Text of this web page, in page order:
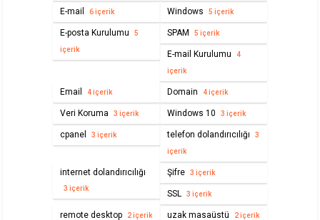
E-mail 6 içerik Windows 5 içerik
E-posta Kurulumu 5
içerik
SPAM 5 içerik
E-mail Kurulumu 4
içerik
Email 4 içerik Domain 4 içerik
Veri Koruma 3 içerik Windows 10 3 içerik
cpanel 3 içerik telefon dolandırıcılığı 3
içerik
internet dolandırıcılığı
3 içerik
Şifre 3 içerik
SSL 3 içerik
remote desktop 2 içerik uzak masaüstü 2 içerik